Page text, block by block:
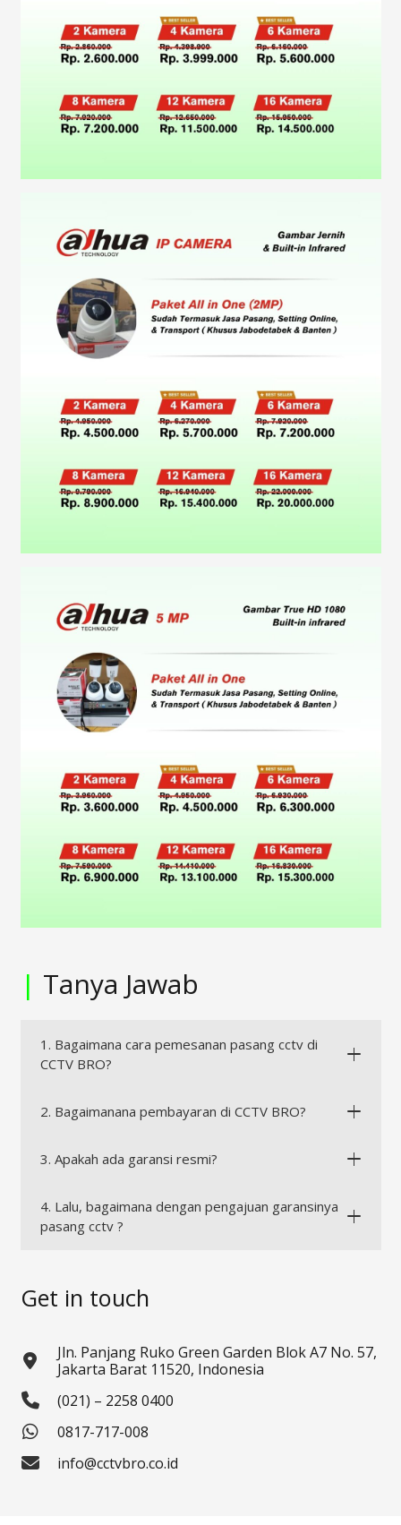
| Tanya Jawab
1. Bagaimana cara pemesanan pasang cctv di
CCTV BRO?
2. Bagaimanana pembayaran di CCTV BRO?
3. Apakah ada garansi resmi?
4. Lalu, bagaimana dengan pengajuan garansinya
pasang cctv ?
Get in touch
Jln. Panjang Ruko Green Garden Blok A7 No. 57,
Jakarta Barat 11520, Indonesia
(021) – 2258 0400
0817-717-008
info@cctvbro.co.id